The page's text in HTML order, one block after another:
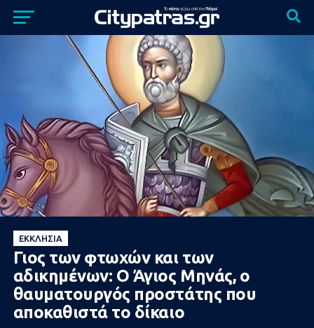
ΕΚΚΛΗΣΊΑ
Γιος των φτωχών και των
αδικημένων: Ο Άγιος Μηνάς, ο
θαυματουργός προστάτης που
αποκαθιστά το δίκαιο